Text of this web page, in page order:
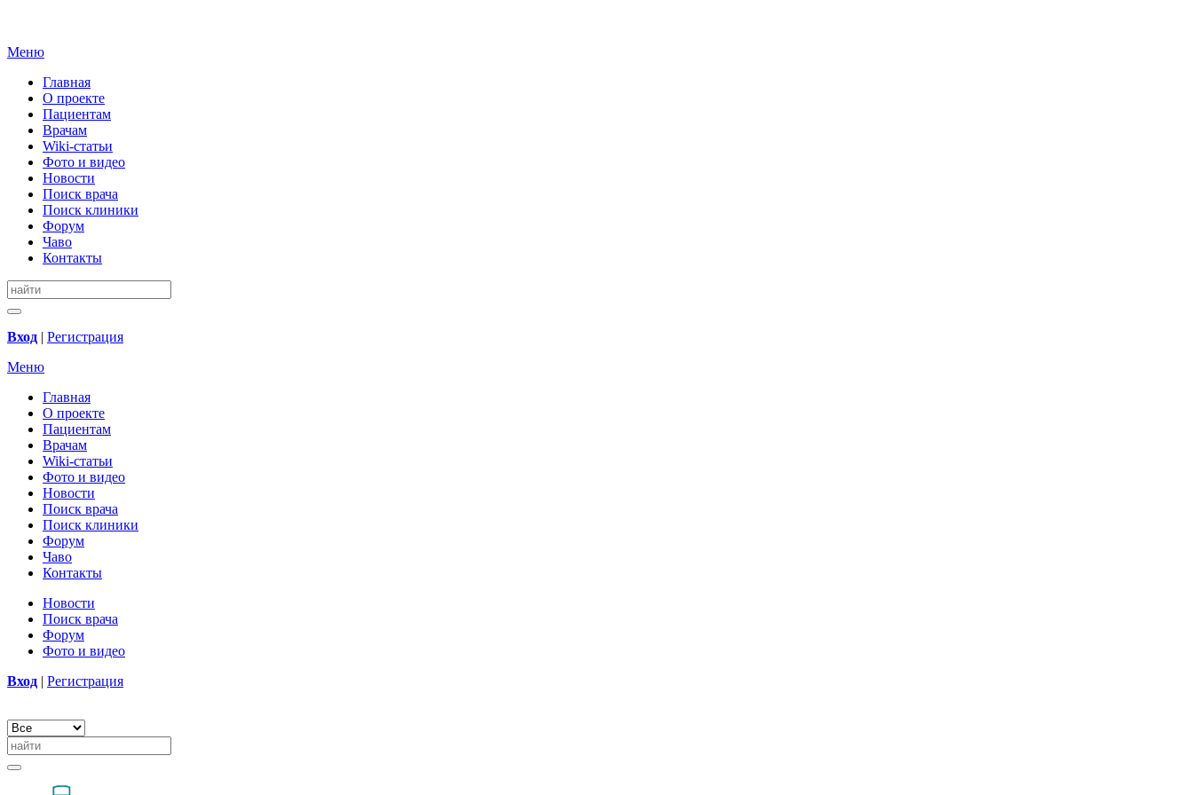
Меню
Главная
О проекте
Пациентам
Врачам
Wiki-статьи
Фото и видео
Новости
Поиск врача
Поиск клиники
Форум
Чаво
Контакты
Вход | Регистрация
Меню
Главная
О проекте
Пациентам
Врачам
Wiki-статьи
Фото и видео
Новости
Поиск врача
Поиск клиники
Форум
Чаво
Контакты
Новости
Поиск врача
Форум
Фото и видео
Вход | Регистрация